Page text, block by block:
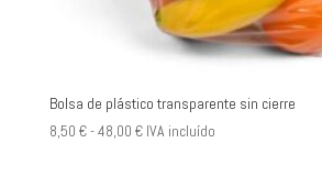
Bolsa de plástico transparente sin cierre
8,50 €-48,00 €Rango
IVA incluído